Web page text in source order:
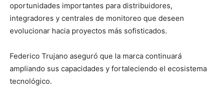
oportunidades importantes para distribuidores,
integradores y centrales de monitoreo que deseen
evolucionar hacia proyectos más sofisticados.
Federico Trujano aseguró que la marca continuará
ampliando sus capacidades y fortaleciendo el ecosistema
tecnológico.